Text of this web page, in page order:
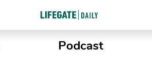
Podcast